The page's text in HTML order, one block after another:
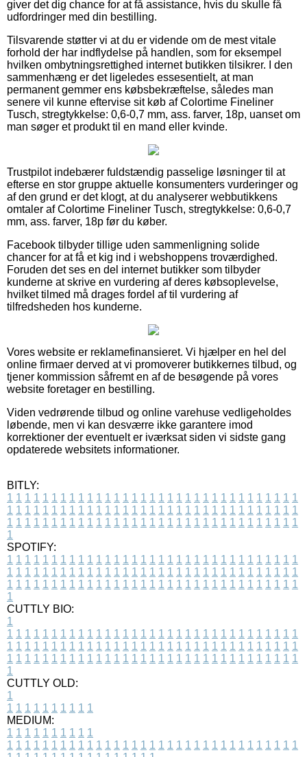
giver det dig chance for at få assistance, hvis du skulle få
udfordringer med din bestilling.
Tilsvarende støtter vi at du er vidende om de mest vitale
forhold der har indflydelse på handlen, som for eksempel
hvilken ombytningsrettighed internet butikken tilsikrer. I den
sammenhæng er det ligeledes essesentielt, at man
permanent gemmer ens købsbekræftelse, således man
senere vil kunne eftervise sit køb af Colortime Fineliner
Tusch, stregtykkelse: 0,6-0,7 mm, ass. farver, 18p, uanset om
man søger et produkt til en mand eller kvinde.
Trustpilot indebærer fuldstændig passelige løsninger til at
efterse en stor gruppe aktuelle konsumenters vurderinger og
af den grund er det klogt, at du analyserer webbutikkens
omtaler af Colortime Fineliner Tusch, stregtykkelse: 0,6-0,7
mm, ass. farver, 18p før du køber.
Facebook tilbyder tillige uden sammenligning solide
chancer for at få et kig ind i webshoppens troværdighed.
Foruden det ses en del internet butikker som tilbyder
kunderne at skrive en vurdering af deres købsoplevelse,
hvilket tilmed må drages fordel af til vurdering af
tilfredsheden hos kunderne.
Vores website er reklamefinansieret. Vi hjælper en hel del
online firmaer derved at vi promoverer butikkernes tilbud, og
tjener kommission såfremt en af de besøgende på vores
website foretager en bestilling.
Viden vedrørende tilbud og online varehuse vedligeholdes
løbende, men vi kan desværre ikke garantere imod
korrektioner der eventuelt er iværksat siden vi sidste gang
opdaterede websitets informationer.
BITLY:
1 1 1 1 1 1 1 1 1 1 1 1 1 1 1 1 1 1 1 1 1 1 1 1 1 1 1 1 1 1 1 1 1
1 1 1 1 1 1 1 1 1 1 1 1 1 1 1 1 1 1 1 1 1 1 1 1 1 1 1 1 1 1 1 1 1
1 1 1 1 1 1 1 1 1 1 1 1 1 1 1 1 1 1 1 1 1 1 1 1 1 1 1 1 1 1 1 1 1
1
SPOTIFY:
1 1 1 1 1 1 1 1 1 1 1 1 1 1 1 1 1 1 1 1 1 1 1 1 1 1 1 1 1 1 1 1 1
1 1 1 1 1 1 1 1 1 1 1 1 1 1 1 1 1 1 1 1 1 1 1 1 1 1 1 1 1 1 1 1 1
1 1 1 1 1 1 1 1 1 1 1 1 1 1 1 1 1 1 1 1 1 1 1 1 1 1 1 1 1 1 1 1 1
1
CUTTLY BIO:
1
1 1 1 1 1 1 1 1 1 1 1 1 1 1 1 1 1 1 1 1 1 1 1 1 1 1 1 1 1 1 1 1 1
1 1 1 1 1 1 1 1 1 1 1 1 1 1 1 1 1 1 1 1 1 1 1 1 1 1 1 1 1 1 1 1 1
1 1 1 1 1 1 1 1 1 1 1 1 1 1 1 1 1 1 1 1 1 1 1 1 1 1 1 1 1 1 1 1 1
1
CUTTLY OLD:
1
1 1 1 1 1 1 1 1 1 1
MEDIUM:
1 1 1 1 1 1 1 1 1 1
1 1 1 1 1 1 1 1 1 1 1 1 1 1 1 1 1 1 1 1 1 1 1 1 1 1 1 1 1 1 1 1 1